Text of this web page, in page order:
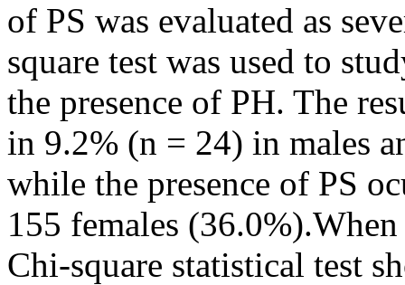
of PS was evaluated as
square test was used to
the presence of PH. The
in 9.2% (n = 24) in males
while the presence of PS
155 females
Chi-square statistical test